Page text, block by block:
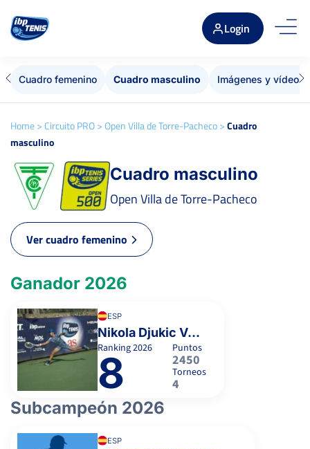
Login
Cuadro femenino Cuadro masculino Imágenes y vídeos
Home>Circuito PRO>Open Villa de Torre-Pacheco>Cuadro
masculino
Cuadro masculino
Open Villa de Torre-Pacheco
Ver cuadro femenino
Ganador 2026
ESP
Nikola Djukic Valera
Ranking2026
8 Puntos
2450
Torneos
4
Subcampeón 2026
ESP